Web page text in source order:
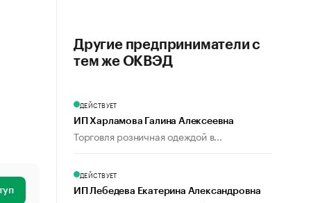
Другие предприниматели с
тем же ОКВЭД
ДЕЙСТВУЕТ
ИП Харламова Галина Алексеевна
Торговля розничная одеждой в...
ДЕЙСТВУЕТ
ИП Лебедева Екатерина Александровна